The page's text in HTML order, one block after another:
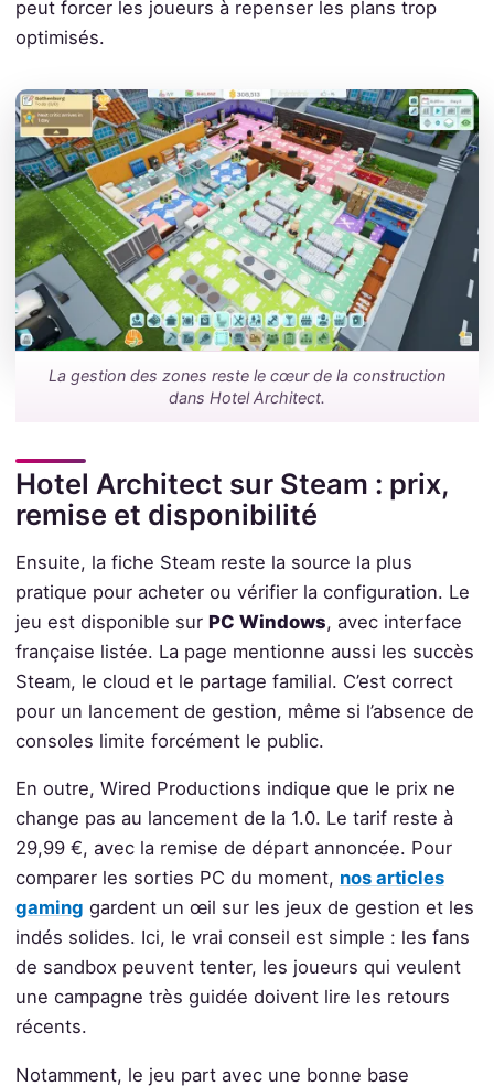
peut forcer les joueurs à repenser les plans trop
optimisés.
La gestion des zones reste le cœur de la construction
dans Hotel Architect.
Hotel Architect sur Steam : prix,
remise et disponibilité
Ensuite, la fiche Steam reste la source la plus
pratique pour acheter ou vérifier la configuration. Le
jeu est disponible sur PC Windows, avec interface
française listée. La page mentionne aussi les succès
Steam, le cloud et le partage familial. C’est correct
pour un lancement de gestion, même si l’absence de
consoles limite forcément le public.
En outre, Wired Productions indique que le prix ne
change pas au lancement de la 1.0. Le tarif reste à
29,99 €, avec la remise de départ annoncée. Pour
comparer les sorties PC du moment, nos articles
gaming gardent un œil sur les jeux de gestion et les
indés solides. Ici, le vrai conseil est simple : les fans
de sandbox peuvent tenter, les joueurs qui veulent
une campagne très guidée doivent lire les retours
récents.
Notamment, le jeu part avec une bonne base